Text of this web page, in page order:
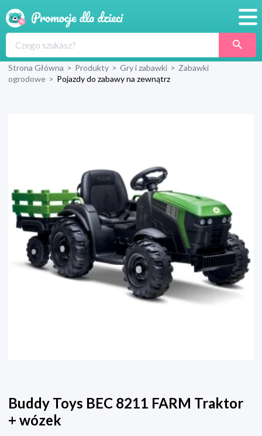
Produkty
Strona Główna > Produkty > Gry i zabawki > Zabawki
ogrodowe > Pojazdy do zabawy na zewnątrz
Buddy Toys BEC 8211 FARM Traktor
+ wózek